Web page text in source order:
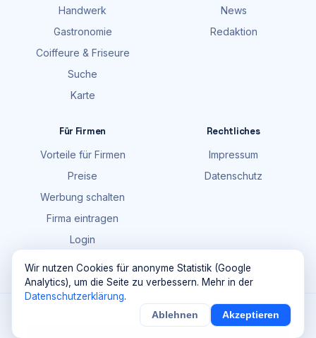
Handwerk
Gastronomie
Coiffeure & Friseure
Suche
Karte
News
Redaktion
Für Firmen
Vorteile für Firmen
Preise
Werbung schalten
Firma eintragen
Login
Rechtliches
Impressum
Datenschutz
Maik Möhring Media · Ermatingen
Firmendaten teils © OpenStreetMap-Mitwirkende (ODbL)
Details Sichern ×
Wir nutzen Cookies für anonyme Statistik (Google
Analytics), um die Seite zu verbessern. Mehr in der
Datenschutzerklärung.
Ablehnen Akzeptieren